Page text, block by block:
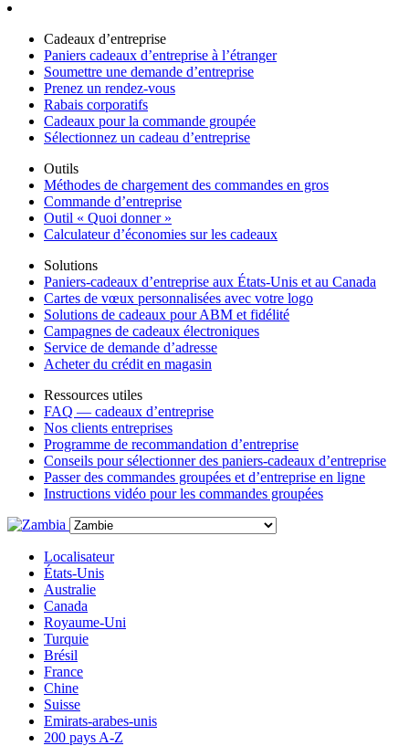
Cadeaux d’entreprise
Paniers cadeaux d’entreprise à l’étranger
Soumettre une demande d’entreprise
Prenez un rendez-vous
Rabais corporatifs
Cadeaux pour la commande groupée
Sélectionnez un cadeau d’entreprise
Outils
Méthodes de chargement des commandes en gros
Commande d’entreprise
Outil « Quoi donner »
Calculateur d’économies sur les cadeaux
Solutions
Paniers-cadeaux d’entreprise aux États-Unis et au Canada
Cartes de vœux personnalisées avec votre logo
Solutions de cadeaux pour ABM et fidélité
Campagnes de cadeaux électroniques
Service de demande d’adresse
Acheter du crédit en magasin
Ressources utiles
FAQ — cadeaux d’entreprise
Nos clients entreprises
Programme de recommandation d’entreprise
Conseils pour sélectionner des paniers-cadeaux d’entreprise
Passer des commandes groupées et d’entreprise en ligne
Instructions vidéo pour les commandes groupées
Localisateur
États-Unis
Australie
Canada
Royaume-Uni
Turquie
Brésil
France
Chine
Suisse
Emirats-arabes-unis
200 pays A-Z